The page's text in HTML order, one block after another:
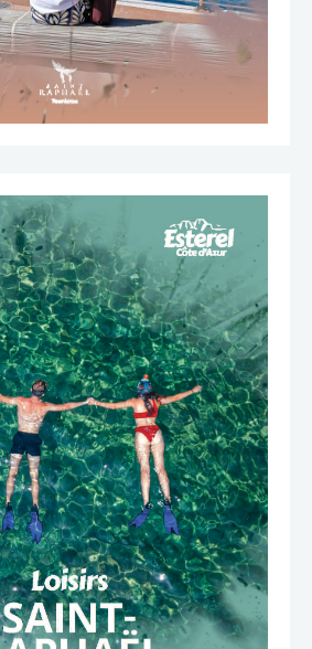
TÉLÉCHARGER